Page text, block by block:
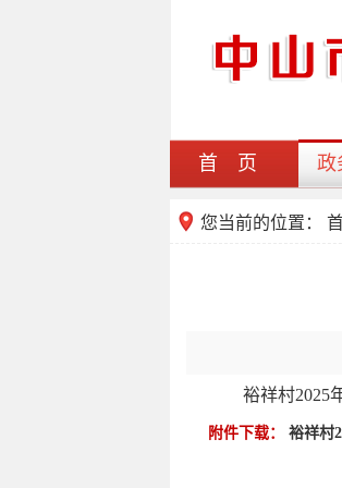
首 页 政
您当前的位置：
裕祥村2025年
附件下载： 裕祥村